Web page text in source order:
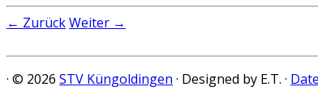
← ZurückWeiter →
· © 2026 STV Küngoldingen · Designed by E.T. ·